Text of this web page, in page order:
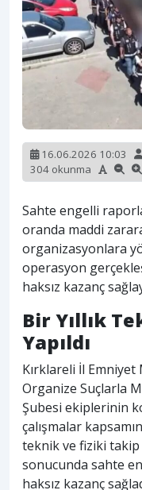
16.06.2026 10:03
304 okunma
Sahte engelli
oranda maddi
organizasyonlara
operasyon
haksız kazanç
Bir Yıllık
Yapıldı
Kırklareli İl Emniyet
Organize Suçlarla
Şubesi ekiplerinin
çalışmalar
teknik ve fiziki takip
sonucunda sahte
haksız kazanç